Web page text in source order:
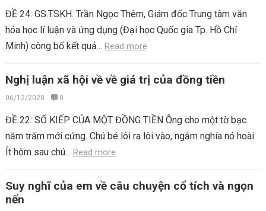
ĐỀ 24: GS.TSKH. Trần Ngọc Thêm, Giám đốc Trung tâm văn
hóa học lí luận và ứng dụng (Đại học Quốc gia Tp. Hồ Chí
Minh) công bố kết quả... Read more
Nghị luận xã hội về về giá trị của đồng tiền
06/12/2020 0
ĐỀ 22: SỐ KIẾP CỦA MỘT ĐỒNG TIỀN Ông cho một tờ bạc
năm trăm mới cứng. Chú bé lôi ra lôi vào, ngắm nghía nó hoài.
Ít hôm sau chú... Read more
Suy nghĩ của em về câu chuyện cổ tích và ngọn
nến